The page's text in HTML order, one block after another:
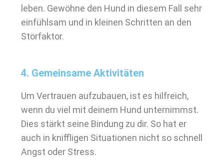
leben. Gewöhne den Hund in diesem Fall sehr
einfühlsam und in kleinen Schritten an den
Störfaktor.
4. Gemeinsame Aktivitäten
Um Vertrauen aufzubauen, ist es hilfreich,
wenn du viel mit deinem Hund unternimmst.
Dies stärkt seine Bindung zu dir. So hat er
auch in kniffligen Situationen nicht so schnell
Angst oder Stress.